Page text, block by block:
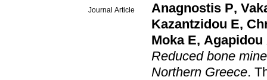
Journal Article Anagnostis P,
Kazantzidou E,
Moka E, Agapidou
Reduced bone
Northern Greece.